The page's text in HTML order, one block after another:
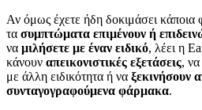
Αν όμως έχετε ήδη δοκιμάσει κάποια
τα συμπτώματα επιμένουν ή
να μιλήσετε με έναν ειδικό, λέει η
κάνουν απεικονιστικές εξετάσεις,
με άλλη ειδικότητα ή να ξεκινήσουν
συνταγογραφούμενα φάρμακα.